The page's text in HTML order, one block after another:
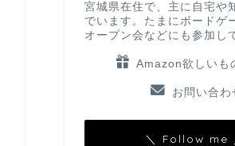
宮城県在住で、主に自宅や
でいます。たまにボードゲ
オープン会などにも参加し
Amazon欲しいも
お問い合わ
＼ Follow me